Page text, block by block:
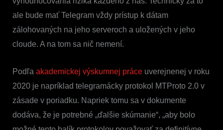
ale bude mať Telegram vždy prístup k dátam
zálohovaných na jeho serveroch a uložených v jeho
cloude. A na tom sa nič nemení.
Podľa akademickej výskumnej práceuverejnenej v roku
2020 je napríklad telegramácky protokol MTProto 2.0 v
zásade v poriadku. Napriek tomu sa v dokumente
dodáva, že je potrebné „ďalšie skúmanie“, „aby bolo